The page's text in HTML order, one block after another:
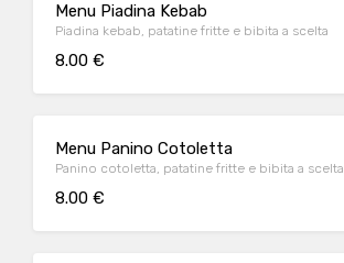
Menu Piadina Kebab
Piadina kebab, patatine fritte e bibita a scelta
8.00 €
Menu Panino Cotoletta
Panino cotoletta, patatine fritte e bibita a scelta
8.00 €